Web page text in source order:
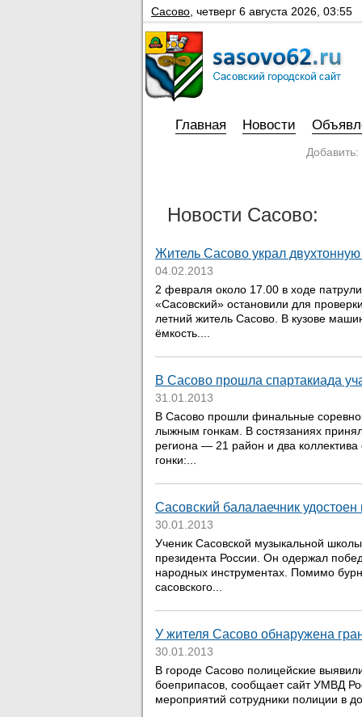
Сасово четверг 6 августа 2026, 03:55
Главная Новости
Добавить:
Новости Сасово:
Житель Сасово украл
04.02.2013
2 февраля около 17.00 в ходе
«Сасовский» остановили для
летний житель Сасово. В кузове
ёмкость....
В Сасово прошла спартакиада
31.01.2013
В Сасово прошли финальные
лыжным гонкам. В состязаниях
региона — 21 район и два
гонки:...
Сасовский балалаечник
30.01.2013
Ученик Сасовской музыкальной
президента России. Он одержал
народных инструментах. Помимо
сасовского...
У жителя Сасово обнаружена
30.01.2013
В городе Сасово полицейские
боеприпасов, сообщает сайт УМВД
мероприятий сотрудники полиции в